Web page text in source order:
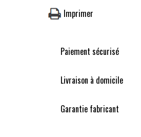
Planchas Gaz
Plaques de Cuisson
Robinet et Piezzo
Braséros Gaz
Imprimer
Paiement sécurisé
Livraison à domicile
Garantie fabricant